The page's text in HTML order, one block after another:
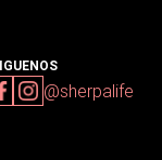
@sherpalife